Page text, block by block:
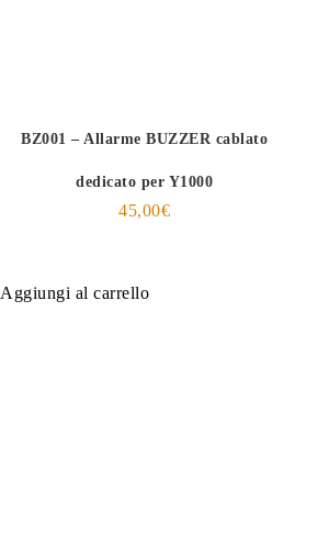
BZ001 – Allarme BUZZER cablato
dedicato per Y1000
45,00€
Aggiungi al carrello